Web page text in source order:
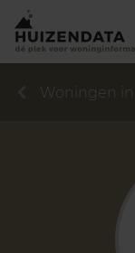
Woningen